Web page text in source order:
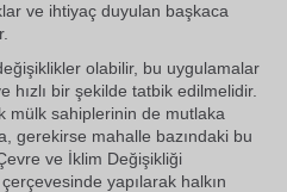
ve ihtiyaç duyulan başkaca
olabilir, bu uygulamalar
bir şekilde tatbik edilmelidir.
mülk sahiplerinin de mutlaka
gerekirse mahalle bazındaki bu
ve İklim Değişikliği
yapılarak halkın